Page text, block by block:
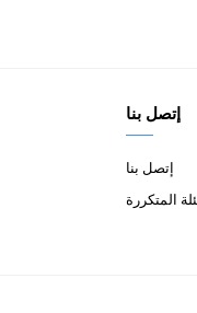
إتصل بنا
إتصل بنا
المتكررة